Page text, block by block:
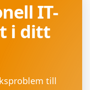
IT-
i ditt
till